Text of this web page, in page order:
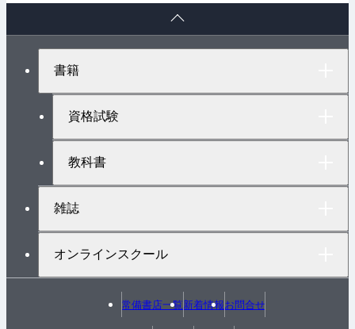
書籍
資格試験
教科書
雑誌
オンラインスクール
常備書店一覧新着情報お問合せ